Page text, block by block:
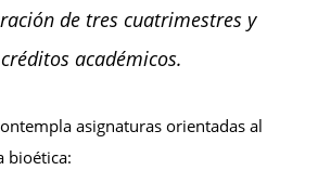
de tres cuatrimestres y
académicos.
asignaturas orientadas al
bioética: